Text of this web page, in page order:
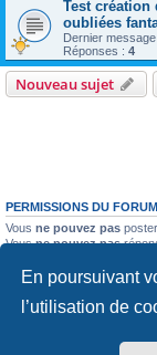
En poursuivant
l’utilisation de
Test création
oubliées
Dernier
Réponses : 4
Nouveau sujet
PERMISSIONS DU FORUM
Vous ne pouvez pas
Vousne pouvez pas
Vousne pouvez pas
ne pouvez pas